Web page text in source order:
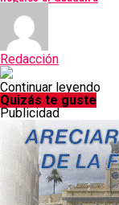
Redacción
Continuar leyendo
Quizás te guste
Publicidad